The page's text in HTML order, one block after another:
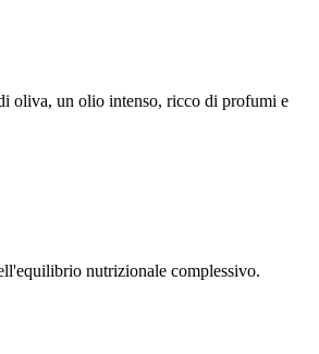
oliva, un olio intenso, ricco di profumi e
nutrizionale complessivo.